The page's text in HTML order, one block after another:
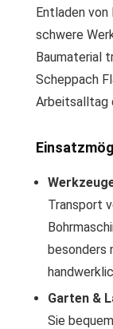
Entladen von
schwere
Baumaterial
Scheppach
Arbeitsalltag
Transport
besonders
Garten &
Sie